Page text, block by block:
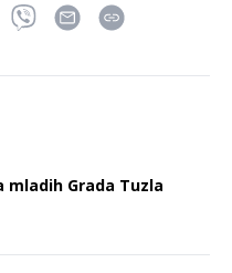
Grada Tuzla